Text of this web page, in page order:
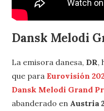
Dansk Melodi
La emisora danesa, DR,
que para Eurovisión
Dansk Melodi Grand
abanderado en Austria